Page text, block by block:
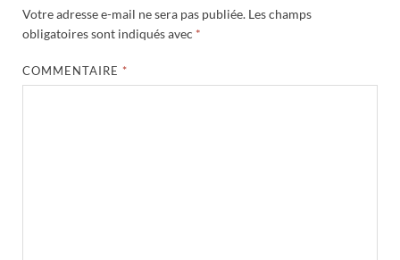
Votre adresse e-mail ne sera pas publiée. Les champs
obligatoires sont indiqués avec *
COMMENTAIRE *